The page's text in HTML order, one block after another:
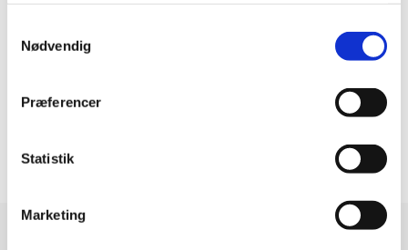
Nødvendig
Præferencer
Statistik
Marketing